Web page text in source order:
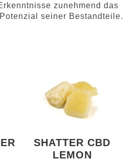
zunehmend das
seiner Bestandteile.
SHATTER CBD
LEMON